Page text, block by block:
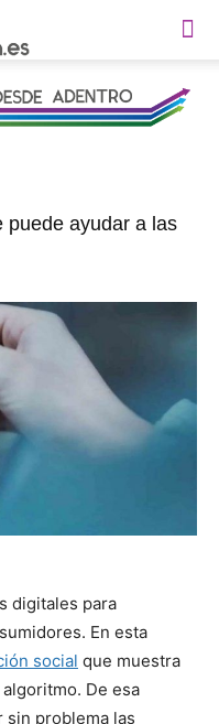
puede ayudar a las
digitales para
En esta
social que muestra
De esa
sin problema las